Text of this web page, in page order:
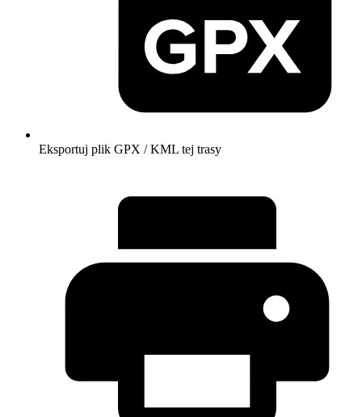
Eksportuj plik GPX / KML tej trasy